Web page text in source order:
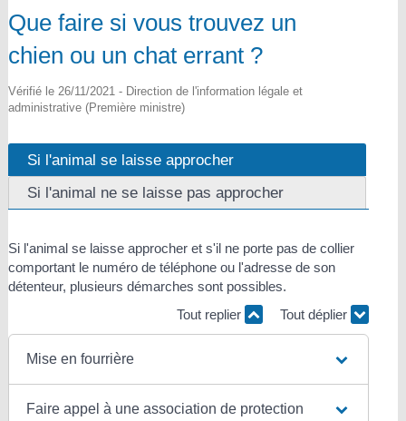
Que faire si vous trouvez un
chien ou un chat errant ?
Vérifié le 26/11/2021 - Direction de l'information légale et
administrative (Première ministre)
Si l'animal se laisse approcher
Si l'animal ne se laisse pas approcher
Si l'animal se laisse approcher et s'il ne porte pas de collier
comportant le numéro de téléphone ou l'adresse de son
détenteur, plusieurs démarches sont possibles.
Tout replier
Tout déplier
Mise en fourrière
Faire appel à une association de protection